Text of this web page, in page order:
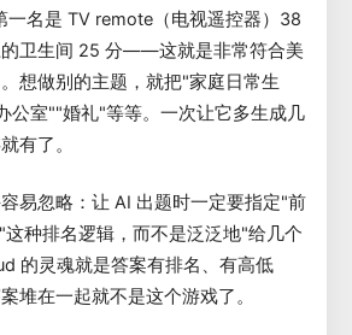
一名是 TV remote（电视遥控器）38
卫生间 25 分——这就是非常符合美
想做别的主题，就把"家庭日常生
公室""婚礼"等等。一次让它多生成几
有了。
易忽略：让 AI 出题时一定要指定"前
种排名逻辑，而不是泛泛地"给几个
的灵魂就是答案有排名、有高低
堆在一起就不是这个游戏了。